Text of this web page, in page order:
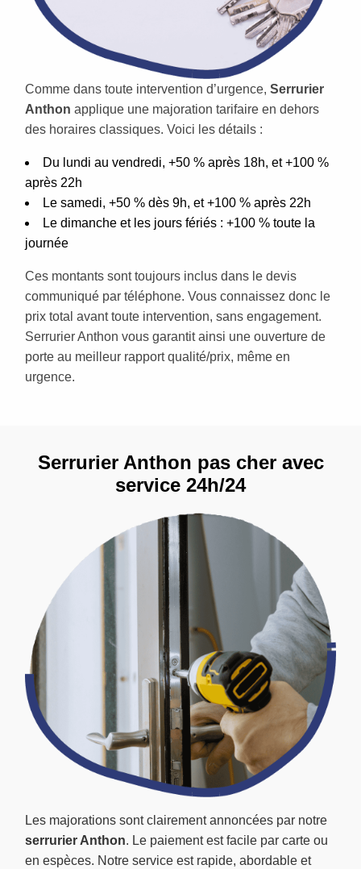
Comme dans toute intervention d’urgence, Serrurier
Anthon applique une majoration tarifaire en dehors
des horaires classiques. Voici les détails :
Du lundi au vendredi, +50 % après 18h, et +100 %
après 22h
Le samedi, +50 % dès 9h, et +100 % après 22h
Le dimanche et les jours fériés : +100 % toute la
journée
Ces montants sont toujours inclus dans le devis
communiqué par téléphone. Vous connaissez donc le
prix total avant toute intervention, sans engagement.
Serrurier Anthon vous garantit ainsi une ouverture de
porte au meilleur rapport qualité/prix, même en
urgence.
Les majorations sont clairement annoncées par notre
serrurier Anthon. Le paiement est facile par carte ou
en espèces. Notre service est rapide, abordable et
Serrurier Anthon pas cher avec
service 24h/24